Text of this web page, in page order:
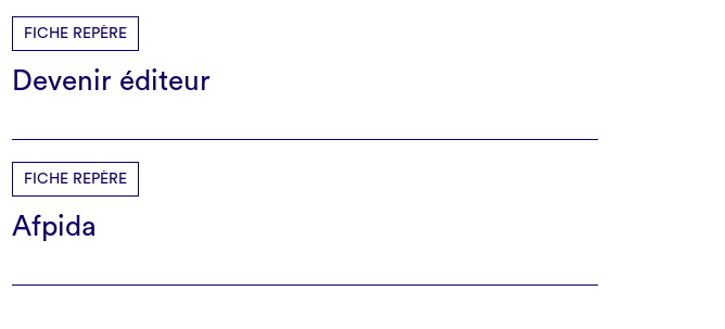
FICHE REPÈRE
Devenir éditeur
FICHE REPÈRE
Afpida